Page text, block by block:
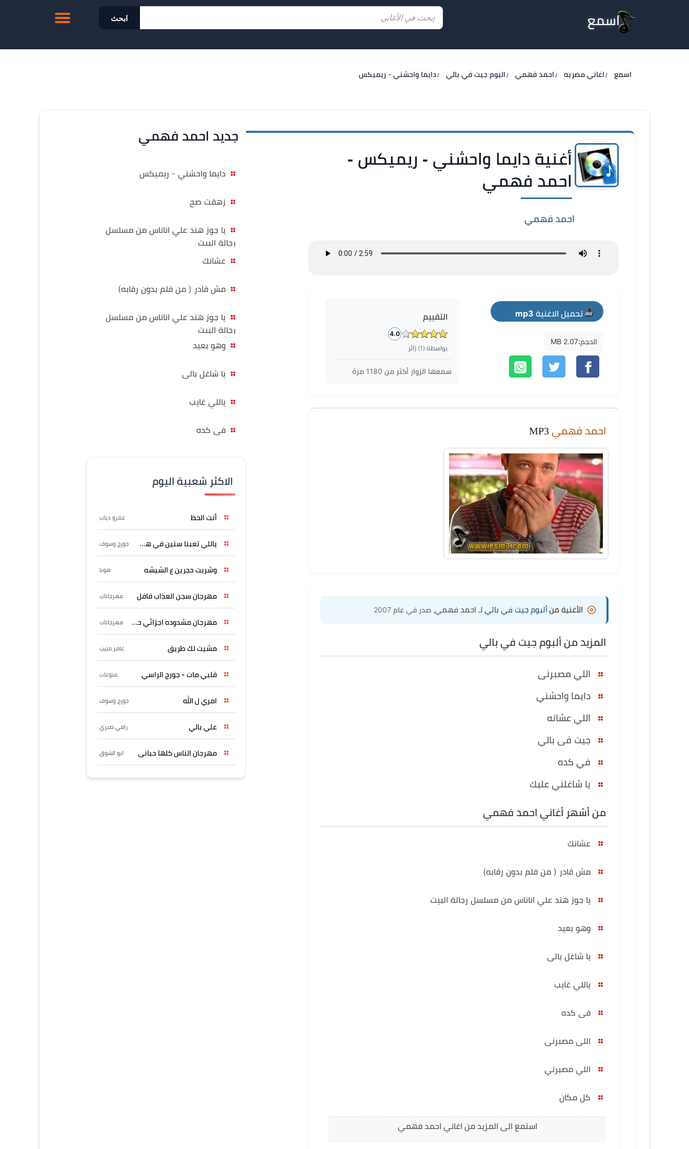
اسمع ابحث
اسمع اغاني مصريه احمد فهمي البوم جيت في بالي دايما واحشني - ريميكس
أغنية دايما واحشني - ريميكس -
احمد فهمي
احمد فهمي
تحميل الاغنية mp3
الحجم:2.07 MB
التقييم
4.0
بواسطة ( 1) زائر
سمعها الزوار أكثر من 1180 مرة
احمد فهمي
الأغنية منألبوم جيت في بالي لـ احمد فهمي ، صدر في عام 2007
المزيد من ألبوم جيت في بالي
اللي مصبرنى
دايما واحشني
اللي عشانه
جيت فى بالي
في كده
يا شاغلني عليك
من أشهر أغاني احمد فهمي
عشانك
مش قادر ( من فلم بدون رقابه)
يا جوز هند علي اناناس من مسلسل رجالة البيت
وهو بعيد
يا شاغل بالى
ياللي غايب
فى كده
اللى مصبرنى
اللي مصبرني
كل مكان
استمع الى المزيد من اغاني احمد فهمي
جديد احمد فهمي
دايما واحشني - ريميكس
زهقت صح
يا جوز هند علي اناناس من مسلسل
رجالة البيت
عشانك
مش قادر ( من فلم بدون رقابه)
يا جوز هند علي اناناس من مسلسل
رجالة البيت
وهو بعيد
يا شاغل بالى
ياللي غايب
فى كده
الاكثر شعبية اليوم
أنت الحظ عمرو دياب
ياللي تعبنا سنين في هواه جورج وسوف
وشربت حجرين ع الشيشه هوبا
مهرجان سجن العذاب قافل مهرجانات
مهرجان مشدوده اجزائي حربونى مهرجانات
مشيت لك طريق عامر منيب
قلبي مات - جورج الراسي منوعات
امري ل الله جورج وسوف
علي بالي رامي صبري
مهرجان الناس كلها حبانى ابو الشوق